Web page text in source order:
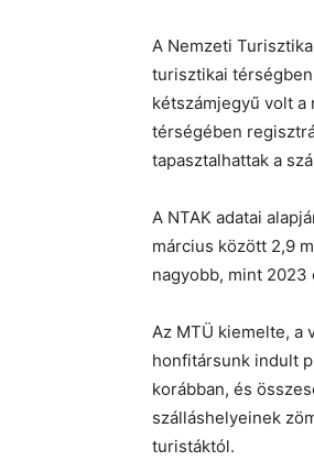
A Nemzeti
turisztikai
kétszámjegyű volt
térségében
tapasztalhattak a
A NTAK adatai
március között 2,9
nagyobb, mint 2023
Az MTÜ kiemelte, a
honfitársunk indult
korábban, és
szálláshelyeinek
turistáktól.